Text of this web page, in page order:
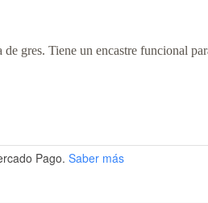
gres. Tiene un encastre funcional
Pago. Saber más